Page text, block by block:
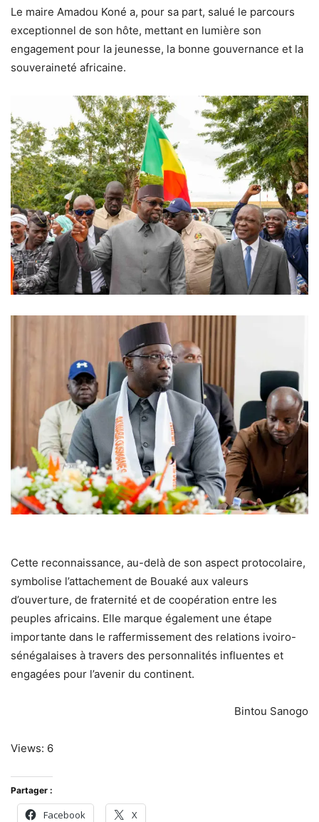
Le maire Amadou Koné a, pour sa part, salué le parcours
exceptionnel de son hôte, mettant en lumière son
engagement pour la jeunesse, la bonne gouvernance et la
souveraineté africaine.
Cette reconnaissance, au-delà de son aspect protocolaire,
symbolise l’attachement de Bouaké aux valeurs
d’ouverture, de fraternité et de coopération entre les
peuples africains. Elle marque également une étape
importante dans le raffermissement des relations ivoiro-
sénégalaises à travers des personnalités influentes et
engagées pour l’avenir du continent.
Bintou Sanogo
Views: 6
Partager :
Facebook X